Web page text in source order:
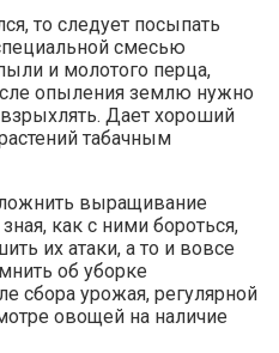
то следует посыпать
смесью
и молотого перца,
опыления землю нужно
Дает хороший
табачным
выращивание
как с ними бороться,
их атаки, а то и вовсе
об уборке
сбора урожая, регулярной
овощей на наличие